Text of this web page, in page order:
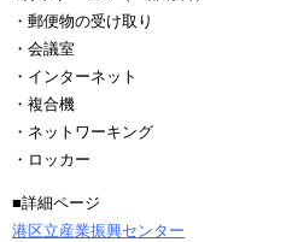
・郵便物の受け取り
・会議室
・インターネット
・複合機
・ネットワーキング
・ロッカー
■詳細ページ
港区立産業振興センター